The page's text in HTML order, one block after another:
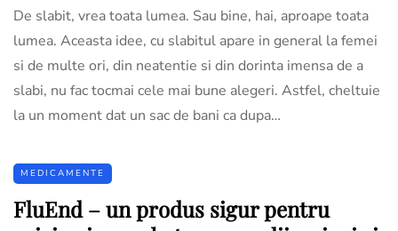
De slabit, vrea toata lumea. Sau bine, hai, aproape toata
lumea. Aceasta idee, cu slabitul apare in general la femei
si de multe ori, din neatentie si din dorinta imensa de a
slabi, nu fac tocmai cele mai bune alegeri. Astfel, cheltuie
la un moment dat un sac de bani ca dupa…
MEDICAMENTE
FluEnd – un produs sigur pentru